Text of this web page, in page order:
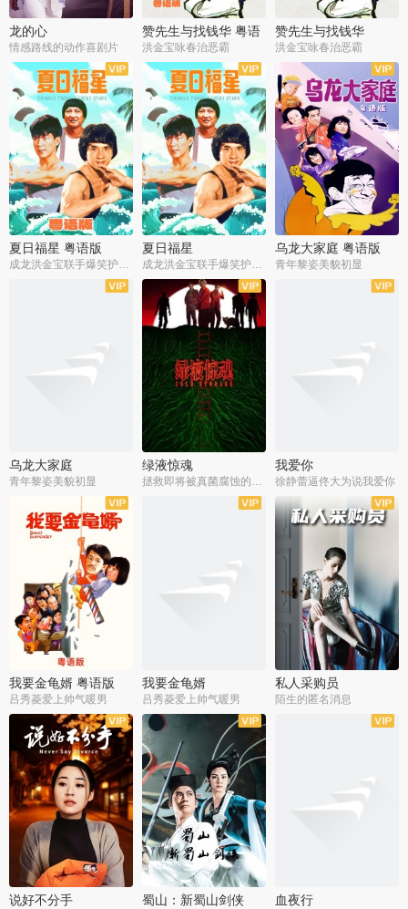
龙的心
情感路线的动作喜剧片
赞先生与找钱华 粤语
版
洪金宝咏春治恶霸
赞先生与找钱华
洪金宝咏春治恶霸
夏日福星 粤语版
成龙洪金宝联手爆笑护美女
夏日福星
成龙洪金宝联手爆笑护美女
乌龙大家庭 粤语版
青年黎姿美貌初显
乌龙大家庭
青年黎姿美貌初显
绿液惊魂
拯救即将被真菌腐蚀的世界
我爱你
徐静蕾逼佟大为说我爱你
我要金龟婿 粤语版
吕秀菱爱上帅气暖男
我要金龟婿
吕秀菱爱上帅气暖男
私人采购员
陌生的匿名消息
说好不分手 蜀山：新蜀山剑侠 血夜行